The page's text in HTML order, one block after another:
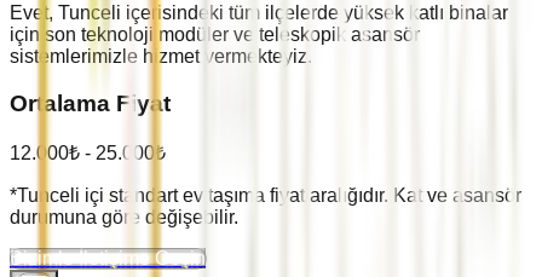
Evet, Tunceli içerisindeki tüm ilçelerde yüksek katlı binalar
için son teknoloji modüler ve teleskopik asansör
sistemlerimizle hizmet vermekteyiz.
Ortalama Fiyat
12.000₺ - 25.000 ₺
*Tunceli içi standart ev taşıma fiyat aralığıdır. Kat ve asansör
durumuna göre değişebilir.
Bizimle İletişime Geçin